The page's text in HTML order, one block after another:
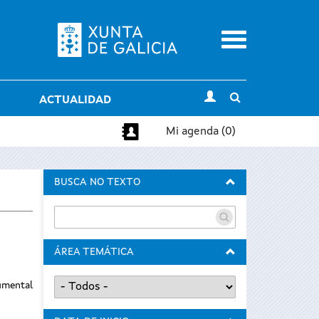
Menu
ACTUALIDAD
search
Mi agenda (0)
BUSCA NO TEXTO
ÁREA TEMÁTICA